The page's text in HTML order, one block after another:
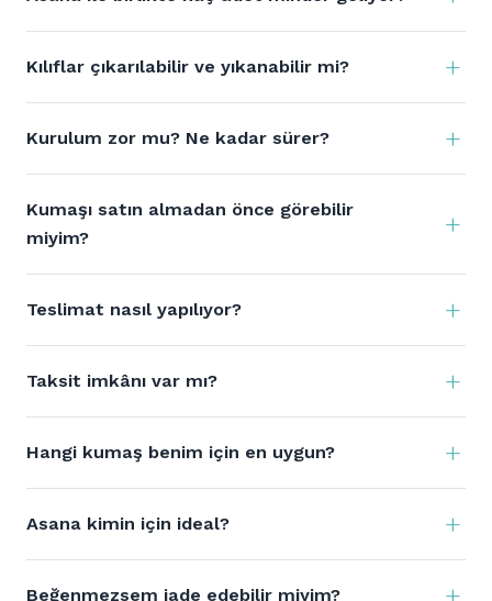
Kılıflar çıkarılabilir ve yıkanabilir mi?
Kurulum zor mu? Ne kadar sürer?
Kumaşı satın almadan önce görebilir
miyim?
Teslimat nasıl yapılıyor?
Taksit imkânı var mı?
Hangi kumaş benim için en uygun?
Asana kimin için ideal?
Beğenmezsem iade edebilir miyim?